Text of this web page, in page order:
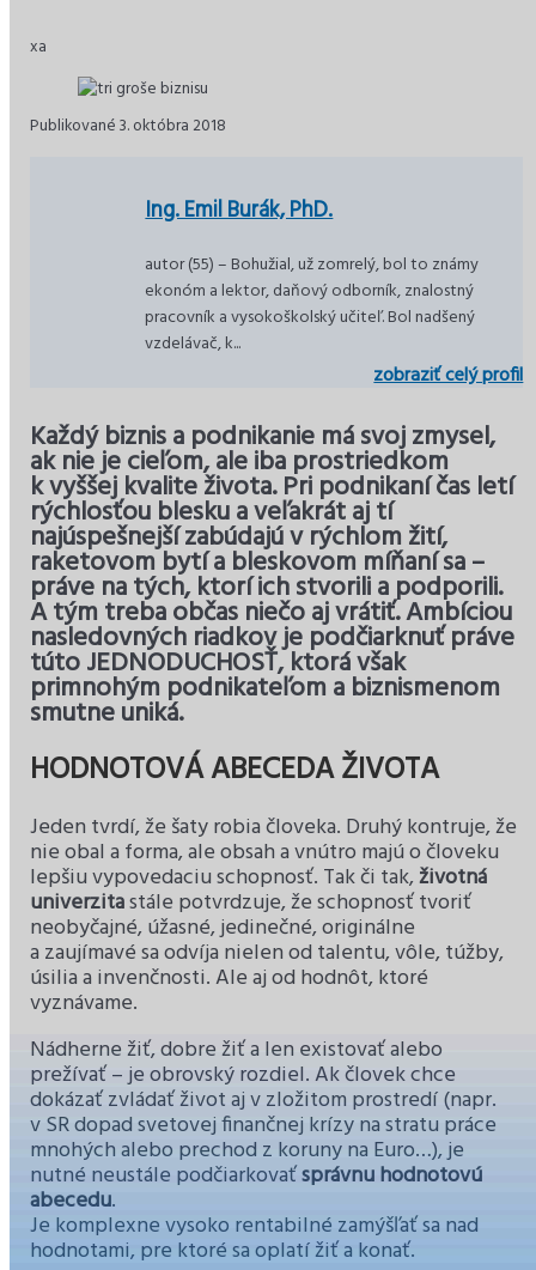
xa
Publikované 3. októbra 2018
Ing. Emil Burák, PhD.
autor (55) – Bohužial, už zomrelý, bol to známy
ekonóm a lektor, daňový odborník, znalostný
pracovník a vysokoškolský učiteľ. Bol nadšený
vzdelávač, k...
zobraziť celý profil
Každý biznis a podnikanie má svoj zmysel,
ak nie je cieľom, ale iba prostriedkom
k vyššej kvalite života. Pri podnikaní čas letí
rýchlosťou blesku a veľakrát aj tí
najúspešnejší zabúdajú v rýchlom žití,
raketovom bytí a bleskovom míňaní sa –
práve na tých, ktorí ich stvorili a podporili.
A tým treba občas niečo aj vrátiť. Ambíciou
nasledovných riadkov je podčiarknuť práve
túto JEDNODUCHOSŤ, ktorá však
primnohým podnikateľom a biznismenom
smutne uniká.
HODNOTOVÁ ABECEDA ŽIVOTA
Jeden tvrdí, že šaty robia človeka. Druhý kontruje, že
nie obal a forma, ale obsah a vnútro majú o človeku
lepšiu vypovedaciu schopnosť. Tak či tak,životná
univerzitastále potvrdzuje, že schopnosť tvoriť
neobyčajné, úžasné, jedinečné, originálne
a zaujímavé sa odvíja nielen od talentu, vôle, túžby,
úsilia a invenčnosti. Ale aj od hodnôt, ktoré
vyznávame.
Nádherne žiť, dobre žiť a len existovať alebo
prežívať – je obrovský rozdiel. Ak človek chce
dokázať zvládať život aj v zložitom prostredí (napr.
v SR dopad svetovej finančnej krízy na stratu práce
mnohých alebo prechod z koruny na Euro…), je
nutné neustále podčiarkovaťsprávnu hodnotovú
abecedu.
Je komplexne vysoko rentabilné zamýšľať sa nad
hodnotami, pre ktoré sa oplatí žiť a konať.